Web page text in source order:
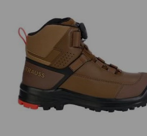
S3 Veiligheidsschoenen e.s. Sawato